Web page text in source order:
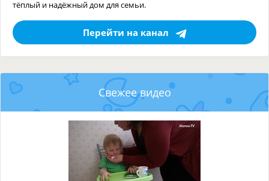
тёплый и надёжный дом для семьи.
Перейти на канал
Свежее видео